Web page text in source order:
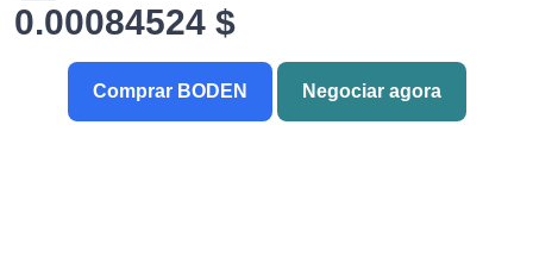
0.00084524 $
Comprar BODEN Negociar agora